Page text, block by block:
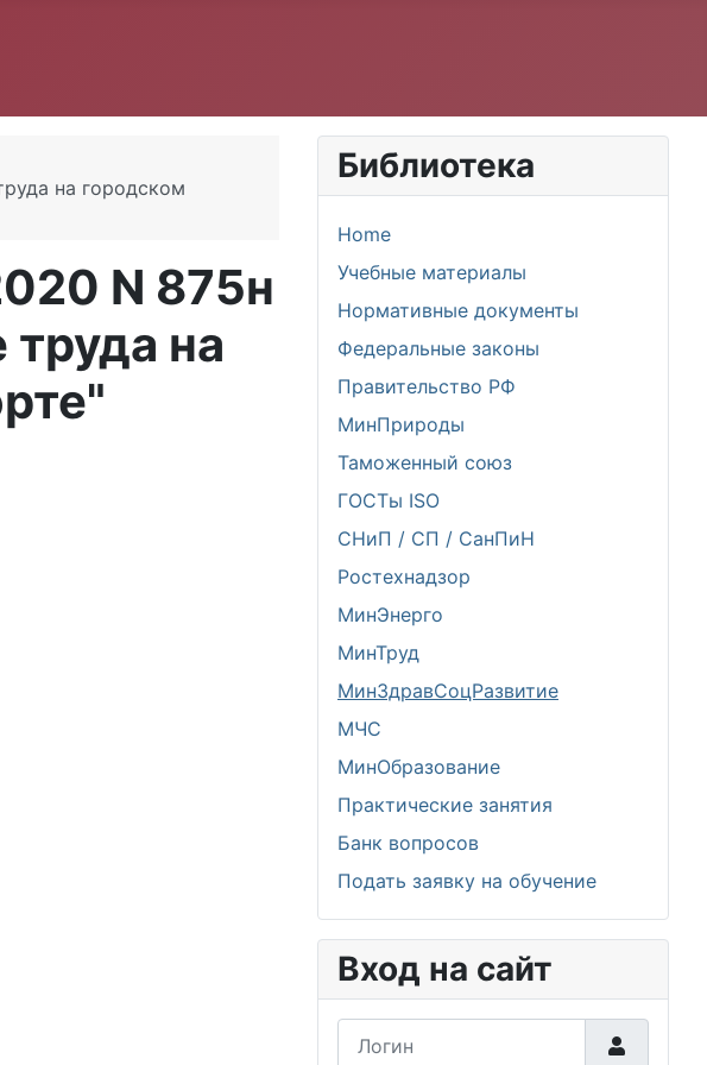
на городском
N 875н
на
Библиотека
Home
Учебные материалы
Нормативные документы
Федеральные законы
Правительство РФ
МинПрироды
Таможенный союз
ГОСТы ISO
СНиП / СП / СанПиН
Ростехнадзор
МинЭнерго
МинТруд
МинЗдравСоцРазвитие
МЧС
МинОбразование
Практические занятия
Банк вопросов
Подать заявку на обучение
Вход на сайт